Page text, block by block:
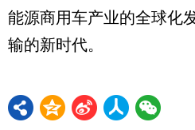
能源商用车产业的全球化
输的新时代。